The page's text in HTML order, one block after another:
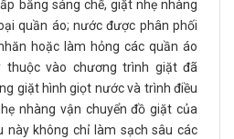
bằng sáng chế, giặt nhẹ nhàng
quần áo; nước được phân phối
hoặc làm hỏng các quần áo
thuộc vào chương trình giặt đã
giặt hình giọt nước và trình điều
nhàng vận chuyển đồ giặt của
này không chỉ làm sạch sâu các